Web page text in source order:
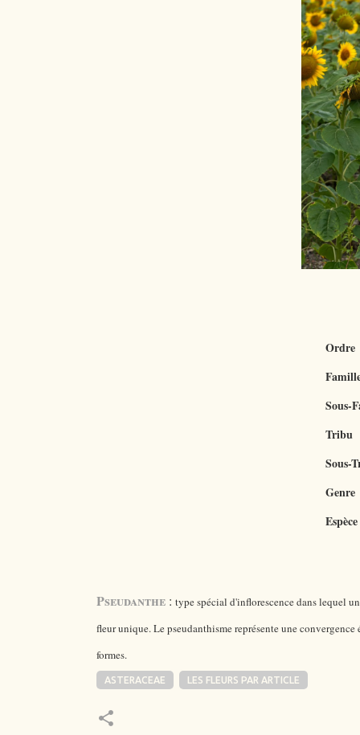
Ordre
Sous-
Tribu
Sous-
Genre
Espèce
Pseudanthe: type spécial d'inflorescence dans lequel
fleur unique. Le pseudanthisme représente une
formes.
ASTERACEAE LES FLEURS PAR ARTICLE